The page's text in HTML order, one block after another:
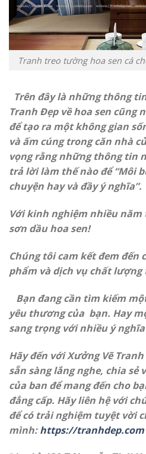
Tranh treo tường hoa sen cá
Trên đây là những thông
Tranh Đẹp về hoa sen cũng
để tạo ra một không gian
và ấm cúng trong căn nhà
vọng rằng những thông tin
trả lời làm thế nào để “Môi
chuyện hay và đầy ý nghĩa”.
Với kinh nghiệm nhiều
sơn dầu hoa sen!
Chúng tôi cam kết đem đến
phẩm và dịch vụ chất
Bạn đang cần tìm kiếm
yêu thương của bạn. Hay
sang trọng với nhiều ý nghĩa
Hãy đến với Xưởng Vẽ
sẵn sàng lắng nghe, chia sẻ
của ban để mang đến cho
đẳng cấp. Hãy liên hệ với
để có trải nghiệm tuyệt vời
mình:https://tranhdep.com